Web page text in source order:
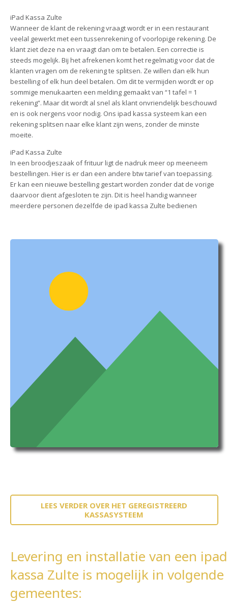
iPad Kassa Zulte
Wanneer de klant de rekening vraagt wordt er in een restaurant
veelal gewerkt met een tussenrekening of voorlopige rekening. De
klant ziet deze na en vraagt dan om te betalen. Een correctie is
steeds mogelijk. Bij het afrekenen komt het regelmatig voor dat de
klanten vragen om de rekening te splitsen. Ze willen dan elk hun
bestelling of elk hun deel betalen. Om dit te vermijden wordt er op
sommige menukaarten een melding gemaakt van “1 tafel = 1
rekening”. Maar dit wordt al snel als klant onvriendelijk beschouwd
en is ook nergens voor nodig. Ons ipad kassa systeem kan een
rekening splitsen naar elke klant zijn wens, zonder de minste
moeite.
iPad Kassa Zulte
In een broodjeszaak of frituur ligt de nadruk meer op meeneem
bestellingen. Hier is er dan een andere btw tarief van toepassing.
Er kan een nieuwe bestelling gestart worden zonder dat de vorige
daarvoor dient afgesloten te zijn. Dit is heel handig wanneer
meerdere personen dezelfde de ipad kassa Zulte bedienen
LEES VERDER OVER HET GEREGISTREERD
KASSASYSTEEM
Levering en installatie van een ipad
kassa Zulte is mogelijk in volgende
gemeentes: